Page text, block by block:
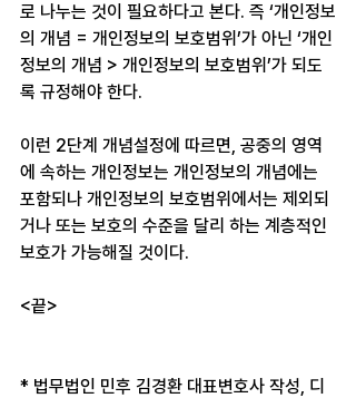
로 나누는 것이 필요하다고 본다. 즉 ‘개인정보
의 개념 = 개인정보의 보호범위’가 아닌 ‘개인
정보의 개념 > 개인정보의 보호범위’가 되도
록 규정해야 한다.
이런 2단계 개념설정에 따르면, 공중의 영역
에 속하는 개인정보는 개인정보의 개념에는
포함되나 개인정보의 보호범위에서는 제외되
거나 또는 보호의 수준을 달리 하는 계층적인
보호가 가능해질 것이다.
<끝>
* 법무법인 민후 김경환 대표변호사 작성, 디